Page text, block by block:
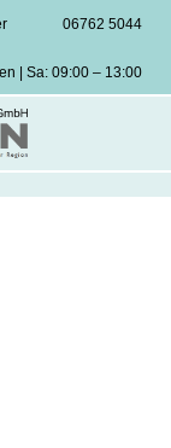
06762 5044
| Sa: 09:00 – 13:00